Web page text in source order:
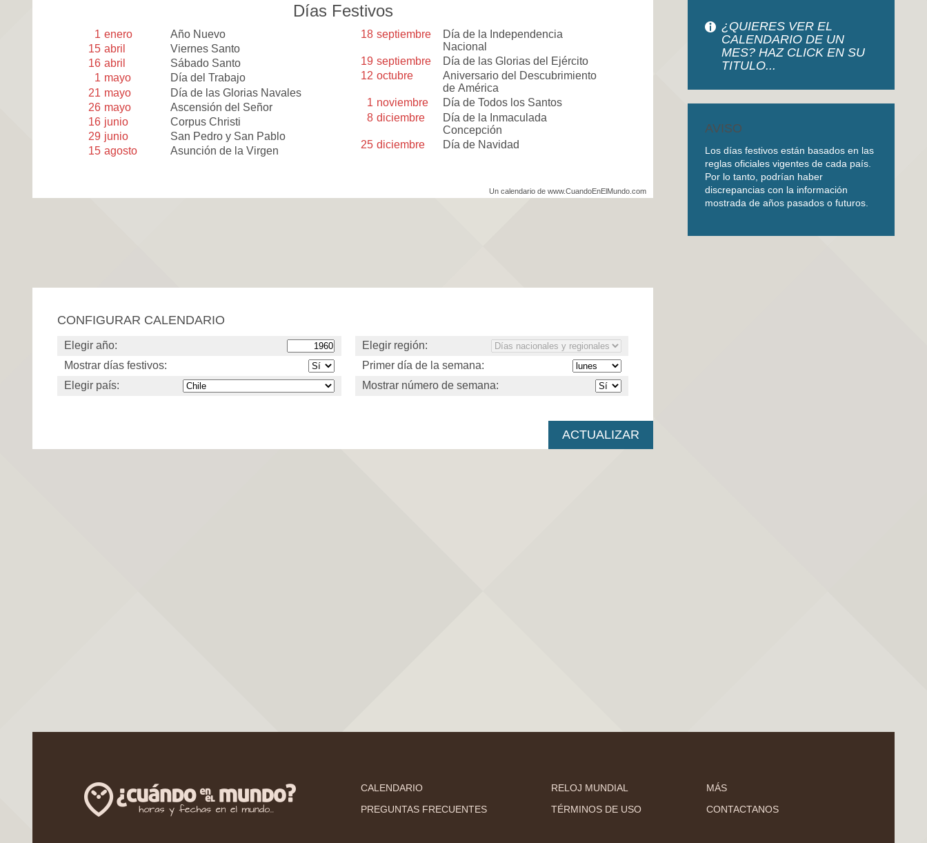
Días Festivos
1 enero
Año Nuevo
15 abril
Viernes Santo
16 abril
Sábado Santo
1 mayo
Día del Trabajo
21 mayo
Día de las Glorias Navales
26 mayo
Ascensión del Señor
16 junio
Corpus Christi
29 junio
San Pedro y San Pablo
15 agosto Asunción de la Virgen
18 septiembre
Día de la Independencia
Nacional
19 septiembre
Día de las Glorias del Ejército
12 octubre
Aniversario del Descubrimiento
de América
1 noviembre
Día de Todos los Santos
8 diciembre
Día de la Inmaculada
Concepción
25 diciembre Día de Navidad
Un calendario de www.CuandoEnElMundo.com
CONFIGURAR CALENDARIO
Elegir año:
Mostrar días festivos:
Elegir país:
Elegir región:
Primer día de la semana:
Mostrar número de semana:
¿QUIERES VER EL
CALENDARIO DE UN
MES? HAZ CLICK EN SU
TITULO...
AVISO
Los días festivos están basados en las
reglas oficiales vigentes de cada país.
Por lo tanto, podrían haber
discrepancias con la información
mostrada de años pasados o futuros.
CALENDARIO RELOJ MUNDIAL
MÁS
PREGUNTAS FRECUENTES
TÉRMINOS DE USO CONTACTANOS